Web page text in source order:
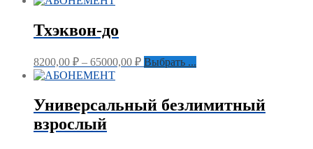
Тхэквон-до
8200,00 ₽ – 65000,00 ₽ Выбрать ...
Универсальный безлимитный
взрослый